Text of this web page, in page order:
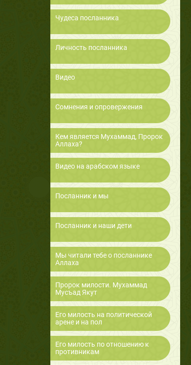
Чудеса посланника
Личность посланника
Видео
Сомнения и опровержения
Кем является Мухаммад, Пророк
Аллаха?
Видео на арабском языке
Посланник и мы
Посланник и наши дети
Мы читали тебе о посланнике
Аллаха
Пророк милости. Мухаммад
Мусъад Якут
Его милость на политической
арене и на пол
Его милость по отношению к
противникам